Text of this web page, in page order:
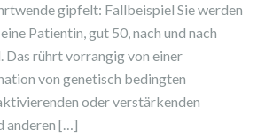
gipfelt: Fallbeispiel Sie werden
Patientin, gut 50, nach und nach
Das rührt vorrangig von einer
von genetisch bedingten
oder verstärkenden
anderen […]